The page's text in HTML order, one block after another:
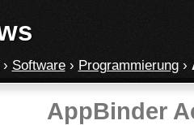
Software› Programmierung›
AppBinder